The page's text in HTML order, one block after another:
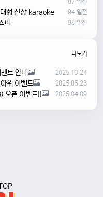
대형 신상 karaoke 94 일전
파 98 일전
더보기
트 안내 2025.10.24
워 이벤트 2025.06.23
오픈 이벤트!! 2025.04.09